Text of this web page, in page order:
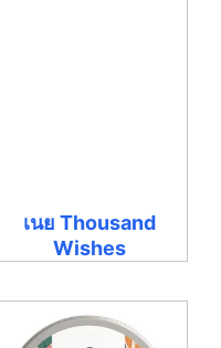
เนย Thousand
Wishes